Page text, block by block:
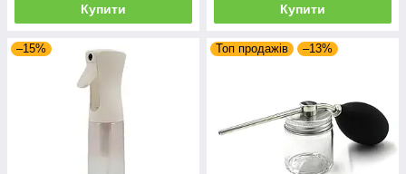
Купити Купити
–15% Топ продажів –13%